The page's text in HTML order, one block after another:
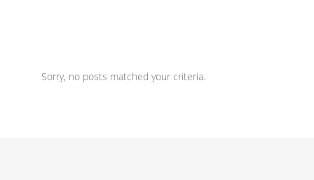
Sorry, no posts matched your criteria.